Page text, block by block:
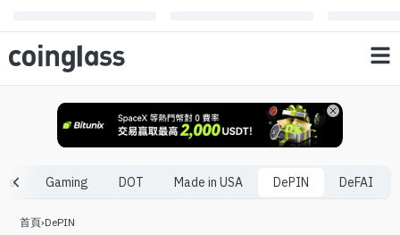
Gaming DOT Made in USA DePIN DeFAI
首頁›DePIN